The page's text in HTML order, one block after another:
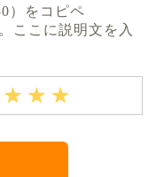
）をコピペ
ここに説明文を入